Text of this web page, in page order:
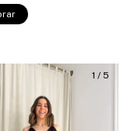
1 / 5